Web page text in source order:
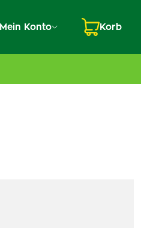
Mein Konto Korb